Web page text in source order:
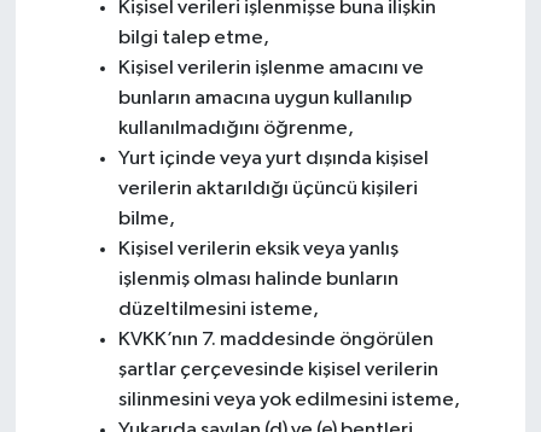
Kişisel verileri işlenmişse buna ilişkin
bilgi talep etme,
Kişisel verilerin işlenme amacını ve
bunların amacına uygun kullanılıp
kullanılmadığını öğrenme,
Yurt içinde veya yurt dışında kişisel
verilerin aktarıldığı üçüncü kişileri
bilme,
Kişisel verilerin eksik veya yanlış
işlenmiş olması halinde bunların
düzeltilmesini isteme,
KVKK’nın 7. maddesinde öngörülen
şartlar çerçevesinde kişisel verilerin
silinmesini veya yok edilmesini isteme,